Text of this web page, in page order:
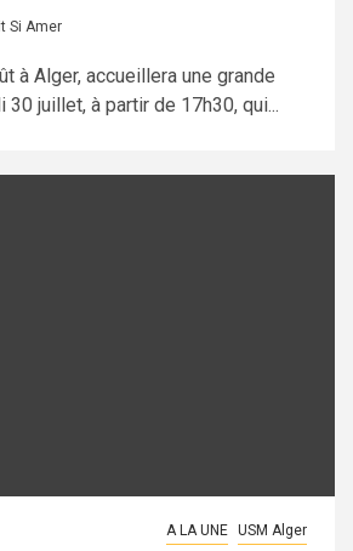
Si Amer
à Alger, accueillera une grande
30 juillet, à partir de 17h30, qui...
A LA UNE USM Alger